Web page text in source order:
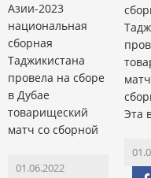
Азии-2023
национальная
сборная
Таджикистана
провела на сборе
в Дубае
товарищеский
матч со сборной
01.06.2022
Эта